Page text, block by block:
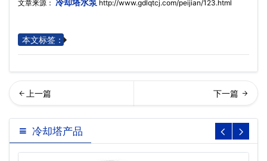
文章来源： 冷却塔水泵 http://www.gdlqtcj.com/peijian/123.html
本文标签：
却塔淋水喷头… 却塔洒水系统
冷却塔产品